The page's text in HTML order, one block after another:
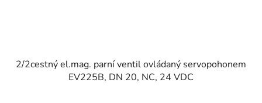
2/2cestný el.mag. parní ventil ovládaný servopohonem
EV225B, DN 20, NC, 24 VDC